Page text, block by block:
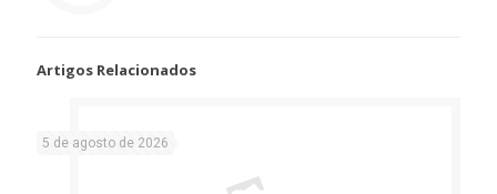
Artigos Relacionados
5 de agosto de 2026